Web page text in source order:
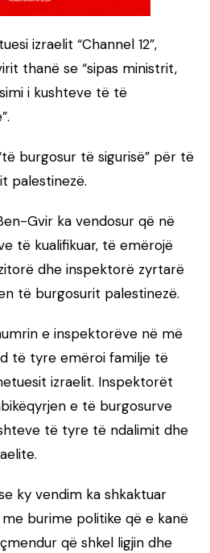
izraelit “Channel 12”,
thanë se “sipas ministrit,
i kushteve të të
burgosur të sigurisë” për të
palestinezë.
Gvir ka vendosur që në
të kualifikuar, të emërojë
dhe inspektorë zyrtarë
të burgosurit palestinezë.
e inspektorëve në më
të tyre emëroi familje të
izraelit. Inspektorët
e të burgosurve
të tyre të ndalimit dhe
ky vendim ka shkaktuar
burime politike që e kanë
që shkel ligjin dhe